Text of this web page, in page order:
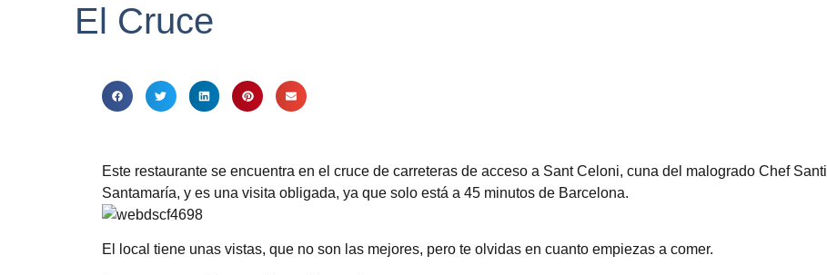
El Cruce
Este restaurante se encuentra en el cruce de carreteras de acceso a Sant Celoni, cuna del malogrado Chef Santi
Santamaría, y es una visita obligada, ya que solo está a 45 minutos de Barcelona.
El local tiene unas vistas, que no son las mejores, pero te olvidas en cuanto empiezas a comer.